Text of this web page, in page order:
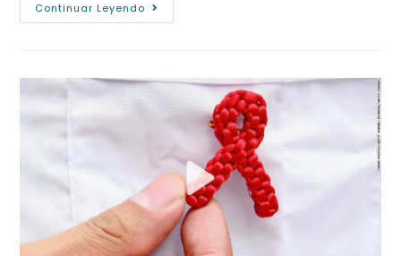
Continuar Leyendo